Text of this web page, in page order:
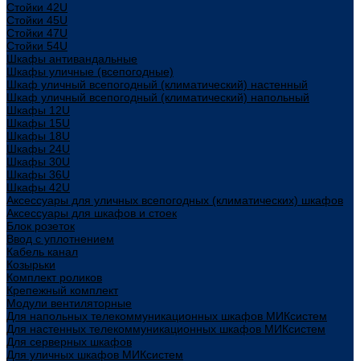
Стойки 42U
Стойки 45U
Стойки 47U
Стойки 54U
Шкафы антивандальные
Шкафы уличные (всепогодные)
Шкаф уличный всепогодный (климатический) настенный
Шкаф уличный всепогодный (климатический) напольный
Шкафы 12U
Шкафы 15U
Шкафы 18U
Шкафы 24U
Шкафы 30U
Шкафы 36U
Шкафы 42U
Аксессуары для уличных всепогодных (климатических) шкафов
Аксессуары для шкафов и стоек
Блок розеток
Ввод с уплотнением
Кабель канал
Козырьки
Комплект роликов
Крепежный комплект
Модули вентиляторные
Для напольных телекоммуникационных шкафов МИКсистем
Для настенных телекоммуникационных шкафов МИКсистем
Для серверных шкафов
Для уличных шкафов МИКсистем